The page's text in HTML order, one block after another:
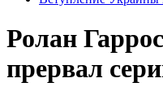
Ролан
прервал